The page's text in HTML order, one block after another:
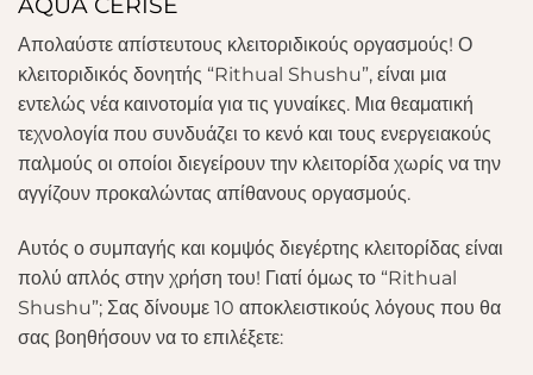
Απολαύστε απίστευτους κλειτοριδικούς οργασμούς! Ο
κλειτοριδικός δονητής “Rithual Shushu”, είναι μια
εντελώς νέα καινοτομία για τις γυναίκες. Μια θεαματική
τεχνολογία που συνδυάζει το κενό και τους ενεργειακούς
παλμούς οι οποίοι διεγείρουν την κλειτορίδα χωρίς να την
αγγίζουν προκαλώντας απίθανους οργασμούς.
Αυτός ο συμπαγής και κομψός διεγέρτης κλειτορίδας είναι
πολύ απλός στην χρήση του! Γιατί όμως το “Rithual
Shushu”; Σας δίνουμε 10 αποκλειστικούς λόγους που θα
σας βοηθήσουν να το επιλέξετε: